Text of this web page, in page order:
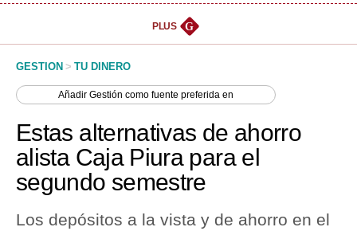
Management & Empleo
Perú
Política
PLUS G
GESTION > TU DINERO
AñadirGestión como fuente preferida en
Estas alternativas de ahorro
alista Caja Piura para el
segundo semestre
Los depósitos a la vista y de ahorro en el